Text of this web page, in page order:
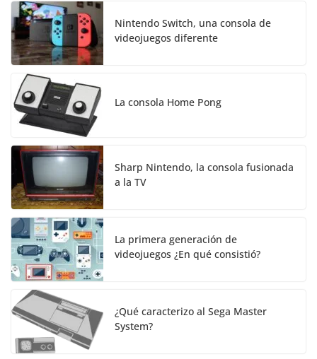
Nintendo Switch, una consola de
videojuegos diferente
La consola Home Pong
Sharp Nintendo, la consola fusionada
a la TV
La primera generación de
videojuegos ¿En qué consistió?
¿Qué caracterizo al Sega Master
System?